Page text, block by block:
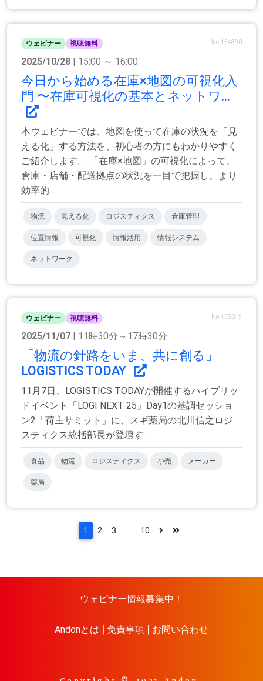
ウェビナー 視聴無料 No.154890
2025/10/28 | 15:00 ～ 16:00
今日から始める在庫×地図の可視化入
門 〜在庫可視化の基本とネットワ...
本ウェビナーでは、地図を使って在庫の状況を「見
える化」する方法を、初心者の方にもわかりやすく
ご紹介します。 「在庫×地図」の可視化によって、
倉庫・店舗・配送拠点の状況を一目で把握し、より
効率的...
物流 見える化 ロジスティクス 倉庫管理
位置情報 可視化 情報活用 情報システム
ネットワーク
ウェビナー 視聴無料 No.155019
2025/11/07 | 11時30分～17時30分
「物流の針路をいま、共に創る」
LOGISTICS TODAY
11月7日、LOGISTICS TODAYが開催するハイブリッ
ドイベント「LOGI NEXT 25」Day1の基調セッショ
ン2「荷主サミット」に、スギ薬局の北川信之ロジ
スティクス統括部長が登壇す...
食品 物流 ロジスティクス 小売 メーカー
薬局
1 2 3 ... 10
ウェビナー情報募集中！
Andonとは 免責事項 お問い合わせ